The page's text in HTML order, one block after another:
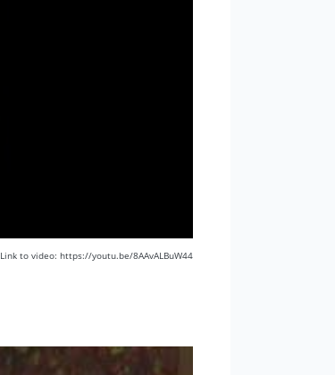
Link to video: https://youtu.be/8AAvALBuW44